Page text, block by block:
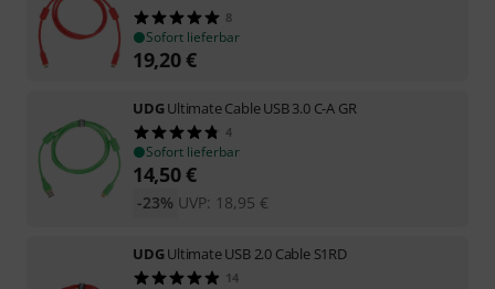
8
Sofort lieferbar
19,20€
UDGUltimate Cable USB 3.0 C-A GR
4
Sofort lieferbar
14,50€
UVP: 18,95 €
-23%
UDGUltimate USB 2.0 Cable S1RD
14